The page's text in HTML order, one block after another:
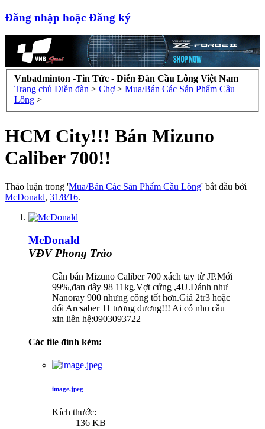
Đăng nhập hoặc Đăng ký
Vnbadminton -Tin Tức - Diễn Đàn Cầu Lông Việt Nam
Trang chủ Diễn đàn > Chợ > Mua/Bán Các Sản Phẩm Cầu
Lông >
HCM City!!! Bán Mizuno
Caliber 700!!
Thảo luận trong 'Mua/Bán Các Sản Phẩm Cầu Lông' bắt đầu bởi
McDonald, 31/8/16.
McDonald
VĐV Phong Trào
Cần bán Mizuno Caliber 700 xách tay từ JP.Mới
99%,đan dây 98 11kg.Vợt cứng ,4U.Đánh như
Nanoray 900 nhưng công tốt hơn.Giá 2tr3 hoặc
đổi Arcsaber 11 tương đương!!! Ai có nhu cầu
xin liên hệ:0903093722
Các file đính kèm:
image.jpeg
Kích thước:
136 KB